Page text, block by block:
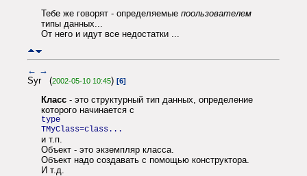
Тебе же говорят - определяемые поользователем
типы данных...
От него и идут все недостатки ...
← →
Syr (2002-05-10 10:45) [6]
Класс - это структурный тип данных, определение
которого начинается с
type
TMyClass=class...
и т.п.
Объект - это экземпляр класса.
Объект надо создавать с помощью конструктора.
И т.д.